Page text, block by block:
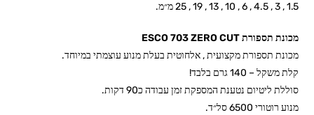
1.5 , 3 , 4.5 , 6 , 10 , 13 , 19 , 25 מ״מ.
מכונת תספורת ESCO 703 ZERO CUT
מכונת תספורת מקצועית , אלחוטית בעלת מנוע עוצמתי במיוחד.
קלת משקל – 140 גרם בלבד!
סוללת ליטיום נטענת המספקת זמן עבודה כ90 דקות.
מנוע רוטורי 6500 סל״ד.